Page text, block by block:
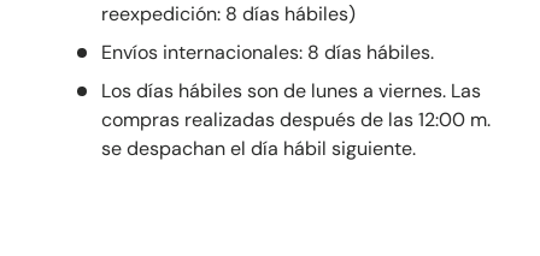
reexpedición: 8 días hábiles)
Envíos internacionales: 8 días hábiles.
Los días hábiles son de lunes a viernes. Las
compras realizadas después de las 12:00 m.
se despachan el día hábil siguiente.